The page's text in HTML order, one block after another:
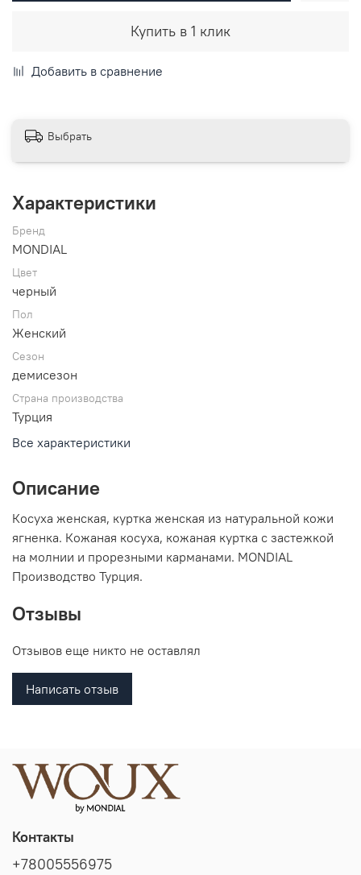
Купить в 1 клик
Добавить в сравнение
Выбрать
Характеристики
Бренд
MONDIAL
Цвет
черный
Пол
Женский
Сезон
демисезон
Страна производства
Турция
Все характеристики
Описание
Косуха женская, куртка женская из натуральной кожи
ягненка. Кожаная косуха, кожаная куртка с застежкой
на молнии и прорезными карманами. MONDIAL
Производство Турция.
Отзывы
Отзывов еще никто не оставлял
Написать отзыв
Контакты
+78005556975